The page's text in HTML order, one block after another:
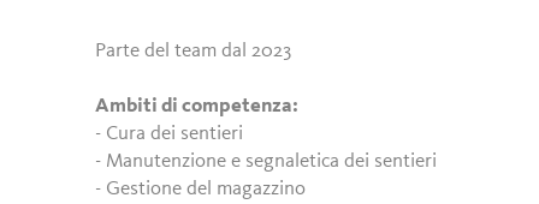
Parte del team dal 2023
Ambiti di competenza:
- Cura dei sentieri
- Manutenzione e segnaletica dei sentieri
- Gestione del magazzino